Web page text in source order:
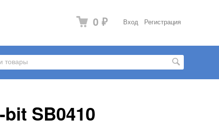
Вход Регистрация
0 ₽
SB0410